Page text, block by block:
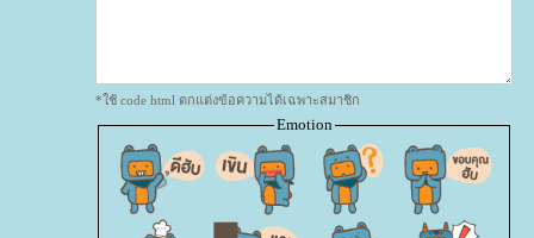
*ใช้ code html ตกแต่งข้อความได้เฉพาะสมาชิก
Emotion